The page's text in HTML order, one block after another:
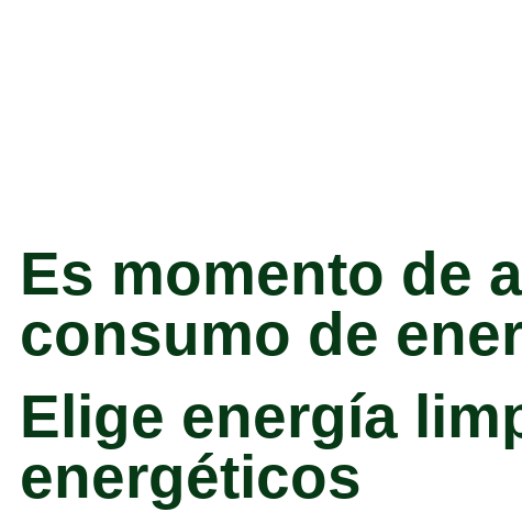
Es momento de
consumo de
Elige energía
energéticos